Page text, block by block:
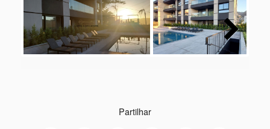
Next
Partilhar